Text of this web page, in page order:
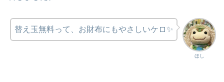
ほし
替え玉無料って、お財布にもやさしいケロ✨